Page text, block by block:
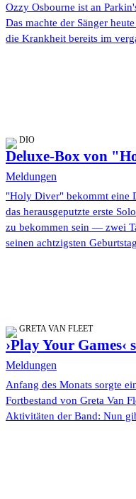
Ozzy Osbourne ist an
Das machte der Sänger
die Krankheit bereits im
DIO
Deluxe-Box von
Meldungen
"Holy Diver" bekommt eine
das herausgeputzte erste
zu bekommen sein — zwei
seinen achtzigsten
GRETA VAN FLEET
›Play Your
Meldungen
Anfang des Monats sorgte
Fortbestand von Greta Van
Aktivitäten der Band: Nun